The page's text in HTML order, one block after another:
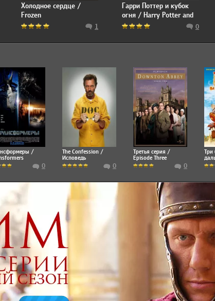
Холодное сердце /
Frozen
1
Гарри Поттер и кубок
огня / Harry Potter and
the Goblet of Fire
0
/
0
The Confession /
Исповедь
0
Третья серия /
Episode Three
0
Три